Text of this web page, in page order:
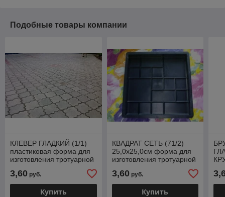
Подобные товары компании
КЛЕВЕР ГЛАДКИЙ (1/1)
пластиковая форма для
изготовления тротуарной
3,60 руб.
Купить
КВАДРАТ СЕТЬ (71/2)
25,0х25,0см форма для
изготовления тротуарной
3,60руб.
Купить